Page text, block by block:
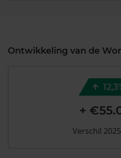
Ontwikkeling van de
+
Verschil